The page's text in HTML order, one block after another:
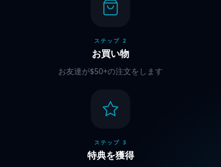
ステップ 2
お買い物
お友達が$50+の注文をします
ステップ 3
特典を獲得